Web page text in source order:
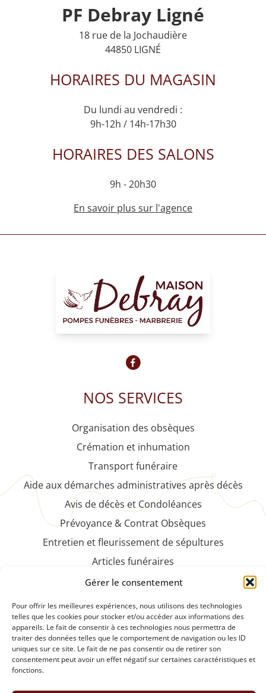
Gérer le consentement
Pour offrir les meilleures expériences, nous utilisons des technologies
telles que les cookies pour stocker et/ou accéder aux informations des
appareils. Le fait de consentir à ces technologies nous permettra de
traiter des données telles que le comportement de navigation ou les ID
uniques sur ce site. Le fait de ne pas consentir ou de retirer son
consentement peut avoir un effet négatif sur certaines caractéristiques et
fonctions.
PF Debray Ligné
18 rue de la Jochaudière
44850 LIGNÉ
HORAIRES DU MAGASIN
Du lundi au vendredi :
9h-12h / 14h-17h30
HORAIRES DES SALONS
9h - 20h30
En savoir plus sur l'agence
NOS SERVICES
Organisation des obsèques
Crémation et inhumation
Transport funéraire
Aide aux démarches administratives après décès
Avis de décès et Condoléances
Prévoyance & Contrat Obsèques
Entretien et fleurissement de sépultures
Articles funéraires
Faire-part et cartes de remerciements
NOS PRODUITS
Plaques funéraires et articles de souvenirs
Fleurs et compositions florales naturelles ou
artificielles